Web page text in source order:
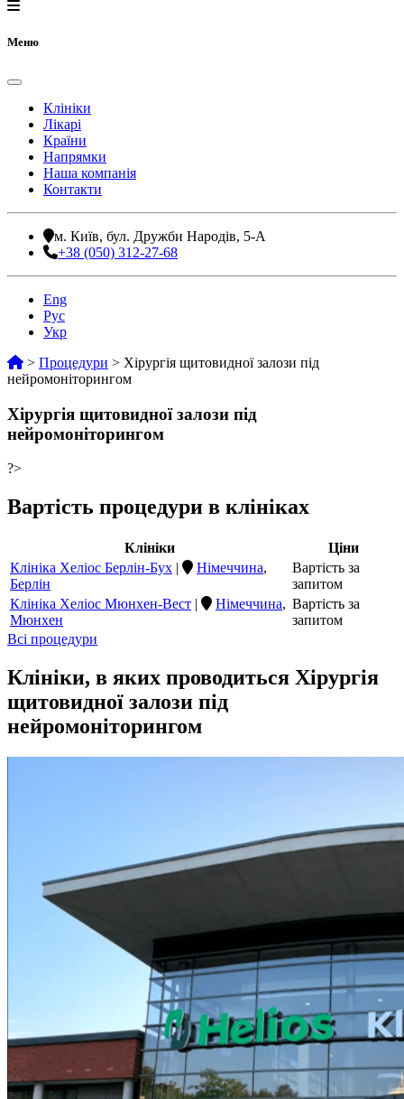
Меню
Клініки
Лікарі
Країни
Напрямки
Наша компанія
Контакти
м. Київ, бул. Дружби Народів, 5-А
+38 (050) 312-27-68
Eng
Рус
Укр
> Процедури > Хірургія щитовидної залози під
нейромоніторингом
Хірургія щитовидної залози під
нейромоніторингом
?>
Вартість процедури в клініках
Клініки
Ціни
Клініка Хеліос Берлін-Бух | Німеччина,
Берлін
Вартість за
запитом
Клініка Хеліос Мюнхен-Вест | Німеччина,
Мюнхен
Вартість за
запитом
Всі процедури
Клініки, в яких проводиться Хірургія
щитовидної залози під
нейромоніторингом